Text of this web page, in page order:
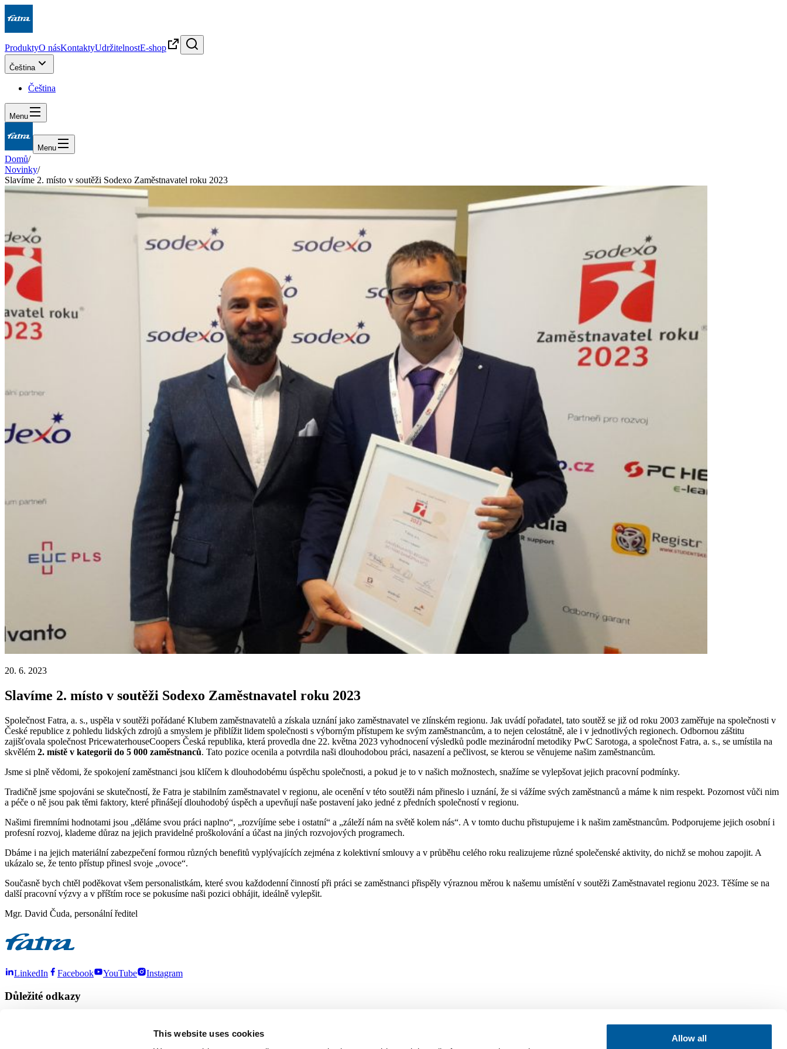
This website uses cookies
Allow all
ProduktyO násKontaktyUdržitelnostE-shop
Čeština
Čeština
Menu
Menu
Domů/
Novinky/
Slavíme 2. místo v soutěži Sodexo Zaměstnavatel roku 2023
20. 6. 2023
Slavíme 2. místo v soutěži Sodexo Zaměstnavatel roku 2023
Společnost Fatra, a. s., uspěla v soutěži pořádané Klubem zaměstnavatelů a získala uznání jako zaměstnavatel ve zlínském regionu. Jak uvádí pořadatel, tato soutěž se již od roku 2003 zaměřuje na společnosti v
České republice z pohledu lidských zdrojů a smyslem je přiblížit lidem společnosti s výborným přístupem ke svým zaměstnancům, a to nejen celostátně, ale i v jednotlivých regionech. Odbornou záštitu
zajišťovala společnost PricewaterhouseCoopers Česká republika, která provedla dne 22. května 2023 vyhodnocení výsledků podle mezinárodní metodiky PwC Sarotoga, a společnost Fatra, a. s., se umístila na
skvělém 2. místě v kategorii do 5 000 zaměstnanců. Tato pozice ocenila a potvrdila naši dlouhodobou práci, nasazení a pečlivost, se kterou se věnujeme našim zaměstnancům.
Jsme si plně vědomi, že spokojení zaměstnanci jsou klíčem k dlouhodobému úspěchu společnosti, a pokud je to v našich možnostech, snažíme se vylepšovat jejich pracovní podmínky.
Tradičně jsme spojováni se skutečností, že Fatra je stabilním zaměstnavatel v regionu, ale ocenění v této soutěži nám přineslo i uznání, že si vážíme svých zaměstnanců a máme k nim respekt. Pozornost vůči nim
a péče o ně jsou pak těmi faktory, které přinášejí dlouhodobý úspěch a upevňují naše postavení jako jedné z předních společností v regionu.
Našimi firemními hodnotami jsou „děláme svou práci naplno“, „rozvíjíme sebe i ostatní“ a „záleží nám na světě kolem nás“. A v tomto duchu přistupujeme i k našim zaměstnancům. Podporujeme jejich osobní i
profesní rozvoj, klademe důraz na jejich pravidelné proškolování a účast na jiných rozvojových programech.
Dbáme i na jejich materiální zabezpečení formou různých benefitů vyplývajících zejména z kolektivní smlouvy a v průběhu celého roku realizujeme různé společenské aktivity, do nichž se mohou zapojit. A
ukázalo se, že tento přístup přinesl svoje „ovoce“.
Současně bych chtěl poděkovat všem personalistkám, které svou každodenní činností při práci se zaměstnanci přispěly výraznou měrou k našemu umístění v soutěži Zaměstnavatel regionu 2023. Těšíme se na
další pracovní výzvy a v příštím roce se pokusíme naši pozici obhájit, ideálně vylepšit.
Mgr. David Čuda, personální ředitel
LinkedIn Facebook YouTube Instagram
Důležité odkazy